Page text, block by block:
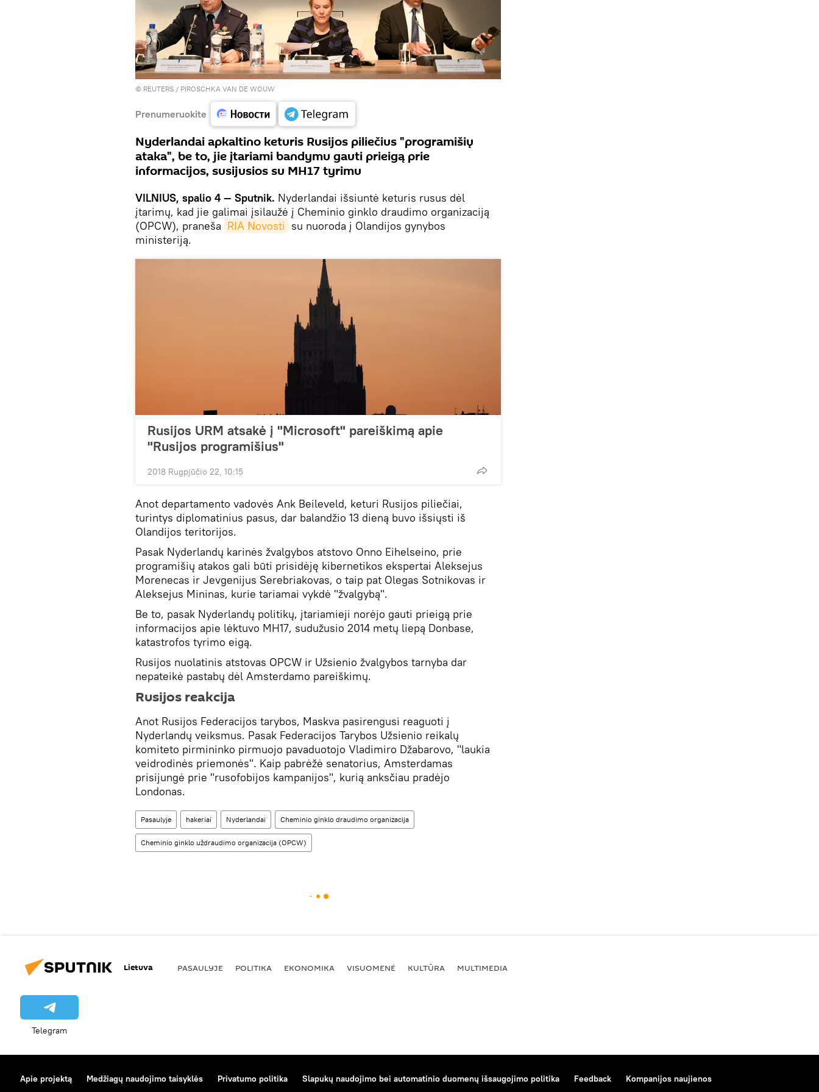
© REUTERS / PIROSCHKA VAN DE WOUW
Prenumeruokite
Nyderlandai apkaltino keturis Rusijos piliečius "programišių
ataka", be to, jie įtariami bandymu gauti prieigą prie
informacijos, susijusios su MH17 tyrimu
VILNIUS, spalio 4 — Sputnik. Nyderlandai išsiuntė keturis rusus dėl
įtarimų, kad jie galimai įsilaužė į Cheminio ginklo draudimo organizaciją
(OPCW), praneša RIA Novosti su nuoroda į Olandijos gynybos
ministeriją.
Rusijos URM atsakė į "Microsoft" pareiškimą apie
"Rusijos programišius"
2018 Rugpjūčio 22, 10:15
Anot departamento vadovės Ank Beileveld, keturi Rusijos piliečiai,
turintys diplomatinius pasus, dar balandžio 13 dieną buvo išsiųsti iš
Olandijos teritorijos.
Pasak Nyderlandų karinės žvalgybos atstovo Onno Eihelseino, prie
programišių atakos gali būti prisidėję kibernetikos ekspertai Aleksejus
Morenecas ir Jevgenijus Serebriakovas, o taip pat Olegas Sotnikovas ir
Aleksejus Mininas, kurie tariamai vykdė "žvalgybą".
Be to, pasak Nyderlandų politikų, įtariamieji norėjo gauti prieigą prie
informacijos apie lėktuvo MH17, sudužusio 2014 metų liepą Donbase,
katastrofos tyrimo eigą.
Rusijos nuolatinis atstovas OPCW ir Užsienio žvalgybos tarnyba dar
nepateikė pastabų dėl Amsterdamo pareiškimų.
Rusijos reakcija
Anot Rusijos Federacijos tarybos, Maskva pasirengusi reaguoti į
Nyderlandų veiksmus. Pasak Federacijos Tarybos Užsienio reikalų
komiteto pirmininko pirmuojo pavaduotojo Vladimiro Džabarovo, "laukia
veidrodinės priemonės". Kaip pabrėžė senatorius, Amsterdamas
prisijungė prie "rusofobijos kampanijos", kurią anksčiau pradėjo
Londonas.
Pasaulyje hakeriai Nyderlandai Cheminio ginklo draudimo organizacija
Cheminio ginklo uždraudimo organizacija (OPCW)
Lietuva PASAULYJE POLITIKA EKONOMIKA VISUOMENĖ KULTŪRA MULTIMEDIA
Telegram
Apie projektą Medžiagų naudojimo taisyklės Privatumo politika Slapukų naudojimo bei automatinio duomenų išsaugojimo politika Feedback Kompanijos naujienos